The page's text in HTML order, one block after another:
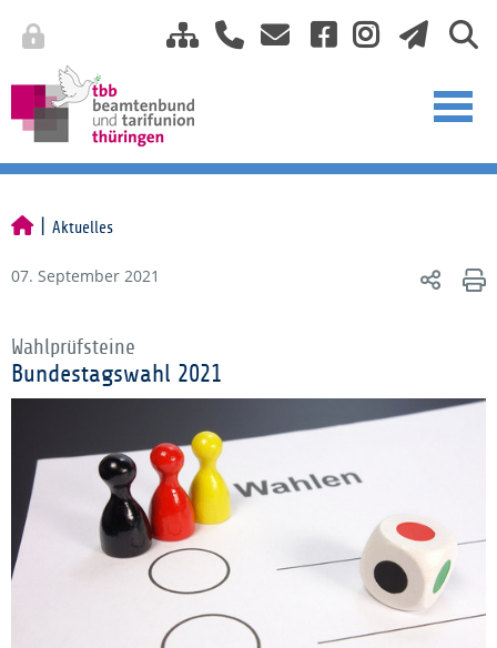
Aktuelles
07. September 2021
Wahlprüfsteine
Bundestagswahl 2021